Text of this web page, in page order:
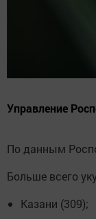
Управление
По данным
Больше всего
Казани (309);